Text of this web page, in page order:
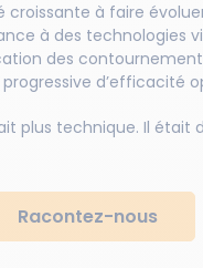
à faire évoluer
à des technologies
des
d’efficacité
plus technique. Il était
Racontez-nous